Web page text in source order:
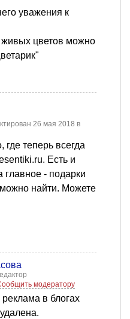
уважения к
живых цветов можно
26 мая 2018 в
теперь всегда
Есть и
- подарки
найти. Можете
модератору
в блогах